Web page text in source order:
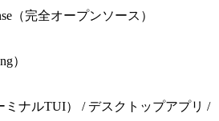
（完全オープンソース）
）
ミナルTUI） / デスクトップアプリ /